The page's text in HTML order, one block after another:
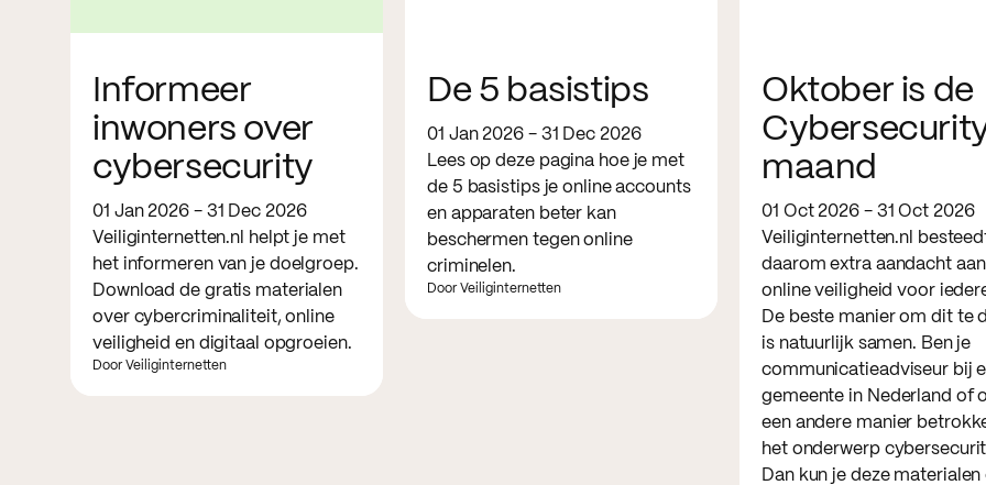
Informeer
inwoners over
cybersecurity
01 Jan 2026 - 31 Dec 2026
Veiliginternetten.nl helpt je met
het informeren van je doelgroep.
Download de gratis materialen
over cybercriminaliteit, online
veiligheid en digitaal opgroeien.
Door Veiliginternetten
De 5 basistips
01 Jan 2026 - 31 Dec 2026
Lees op deze pagina hoe je met
de 5 basistips je online accounts
en apparaten beter kan
beschermen tegen online
criminelen.
Door Veiliginternetten
Oktober is de
maand
01 Oct 2026 - 31 Oct 2026
Veiliginternetten.nl
daarom extra aandacht aan
online veiligheid voor
De beste manier om dit te
is natuurlijk samen. Ben je
communicatieadviseur bij
gemeente in Nederland of
een andere manier
het onderwerp
Dan kun je deze materialen